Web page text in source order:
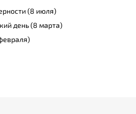
(8 июля)
день (8 марта)